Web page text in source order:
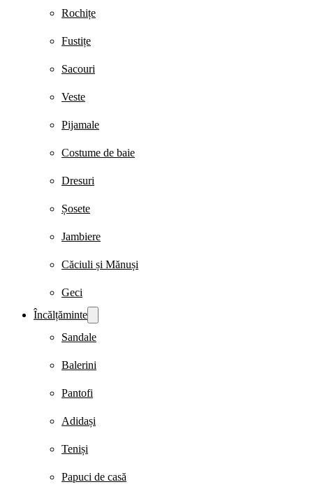
Rochițe
Fustițe
Sacouri
Veste
Pijamale
Costume de baie
Dresuri
Șosete
Jambiere
Căciuli și Mănuși
Geci
Încălțăminte
Sandale
Balerini
Pantofi
Adidași
Teniși
Papuci de casă